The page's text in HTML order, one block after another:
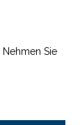
Nehmen Sie